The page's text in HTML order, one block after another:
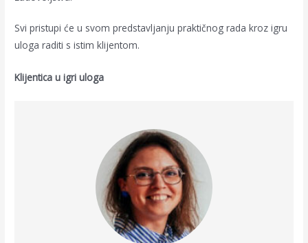
Svi pristupi će u svom predstavljanju praktičnog rada kroz igru
uloga raditi s istim klijentom.
Klijentica u igri uloga